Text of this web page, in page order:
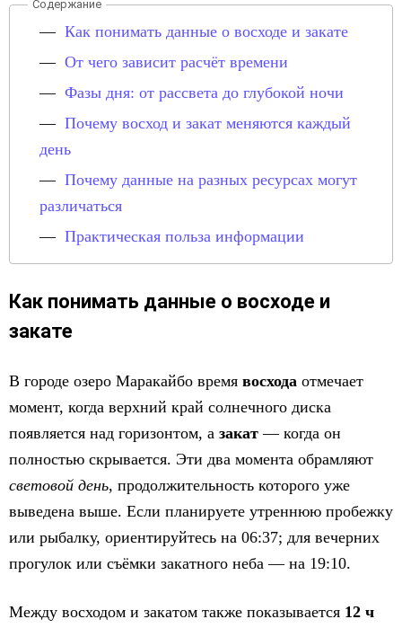
Как понимать данные о восходе и закате
От чего зависит расчёт времени
Фазы дня: от рассвета до глубокой ночи
Почему восход и закат меняются каждый
день
Почему данные на разных ресурсах могут
различаться
Практическая польза информации
Как понимать данные о восходе и
закате
В городе озеро Маракайбо время восхода отмечает
момент, когда верхний край солнечного диска
появляется над горизонтом, а закат — когда он
полностью скрывается. Эти два момента обрамляют
световой день, продолжительность которого уже
выведена выше. Если планируете утреннюю пробежку
или рыбалку, ориентируйтесь на 06:37; для вечерних
прогулок или съёмки закатного неба — на 19:10.
Между восходом и закатом также показывается 12 ч